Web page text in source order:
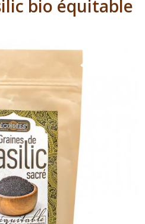
bio équitable